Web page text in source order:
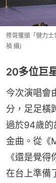
修哥獲頒「健力
禎 攝)
20多位巨
今次演唱會
分，足足橫
過於94歲的
金曲。從《
《還是覺
在台上準備